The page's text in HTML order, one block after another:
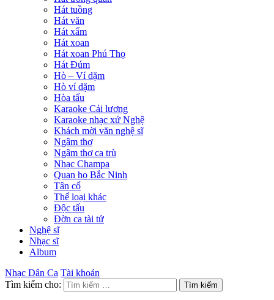
Hát tuồng
Hát văn
Hát xẩm
Hát xoan
Hát xoan Phú Thọ
Hát Đúm
Hò – Ví dặm
Hò ví dặm
Hòa tấu
Karaoke Cải lương
Karaoke nhạc xứ Nghệ
Khách mời văn nghệ sĩ
Ngâm thơ
Ngâm thơ ca trù
Nhạc Champa
Quan họ Bắc Ninh
Tân cổ
Thể loại khác
Độc tấu
Đờn ca tài tử
Nghệ sĩ
Nhạc sĩ
Album
Nhạc Dân Ca Tài khoản
Tìm kiếm cho: